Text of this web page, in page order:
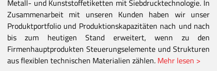
Metall- und Kunststoffetiketten mit Siebdrucktechnologie. In
Zusammenarbeit mit unseren Kunden haben wir unser
Produktportfolio und Produktionskapazitäten nach und nach
bis zum heutigen Stand erweitert, wenn zu den
Firmenhauptprodukten Steuerungselemente und Strukturen
aus flexiblen technischen Materialien zählen. Mehr lesen >